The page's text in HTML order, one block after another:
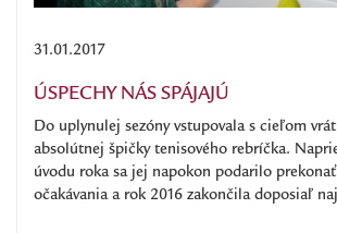
31.01.2017
ÚSPECHY NÁS SPÁJAJÚ
Do uplynulej sezóny vstupovala s cieľom
absolútnej špičky tenisového rebríčka.
úvodu roka sa jej napokon podarilo prekonať
očakávania a rok 2016 zakončila doposiaľ